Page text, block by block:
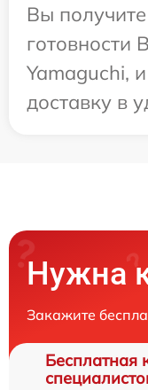
Вы
готовности
Yamaguchi,
доставку в
Нужна
Закажите
Бесплатная